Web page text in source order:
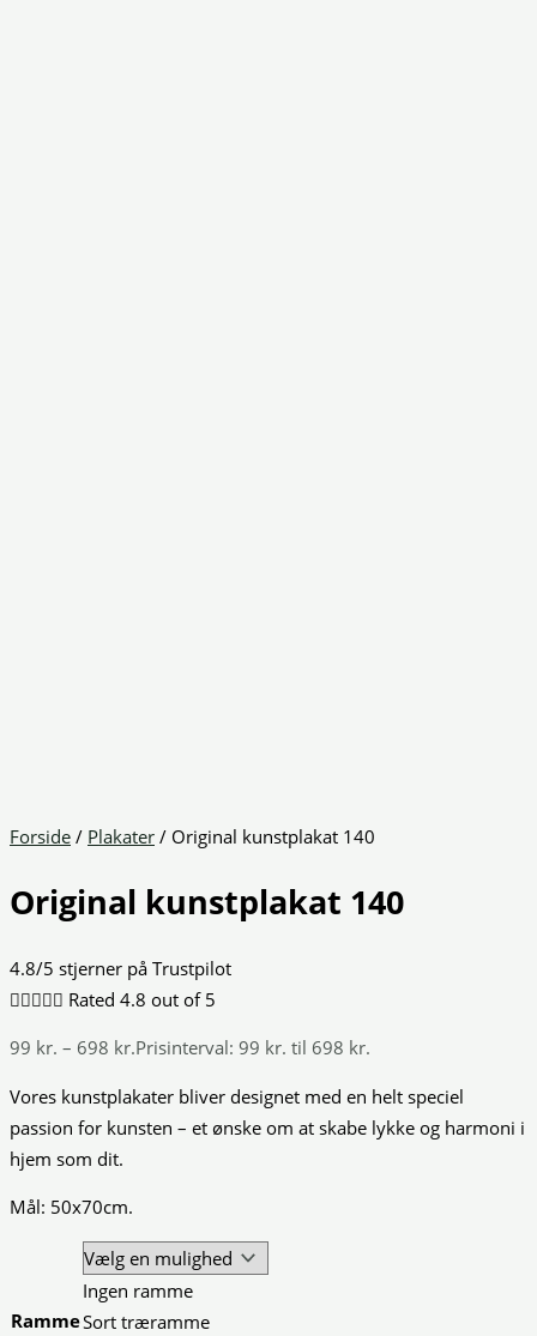
Forside / Plakater / Original kunstplakat 140
Original kunstplakat 140
4.8/5 stjerner på Trustpilot
 Rated 4.8 out of 5
99 kr. – 698 kr.Prisinterval: 99 kr. til 698 kr.
Vores kunstplakater bliver designet med en helt speciel
passion for kunsten – et ønske om at skabe lykke og harmoni i
hjem som dit.
Mål: 50x70cm.
Ramme
Ingen ramme
Sort træramme